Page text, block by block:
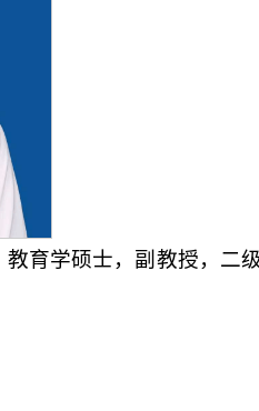
育学硕士，副教授，二